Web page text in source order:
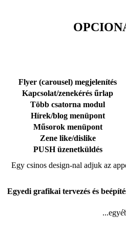
Flyer (carousel) megjelenítés
Kapcsolat/zenekérés űrlap
Több csatorna modul
Hírek/blog menüpont
Műsorok menüpont
Zene like/dislike
PUSH üzenetküldés
Egy csinos design-nal adjuk az
Egyedi grafikai tervezés és